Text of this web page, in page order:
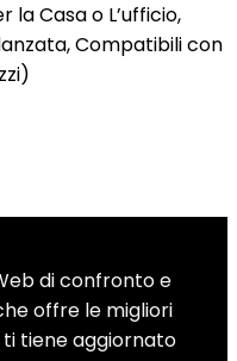
la Casa o L’ufficio,
Compatibili con
di confronto e
offre le migliori
tiene aggiornato